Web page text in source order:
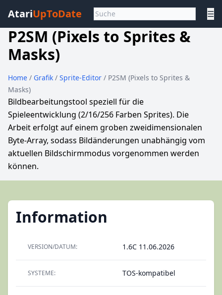
AtariUpToDate ☰
P2SM (Pixels to Sprites &
Masks)
Home / Grafik / Sprite-Editor / P2SM (Pixels to Sprites &
Masks)
Bildbearbeitungstool speziell für die
Spieleentwicklung (2/16/256 Farben Sprites). Die
Arbeit erfolgt auf einem groben zweidimensionalen
Byte-Array, sodass Bildänderungen unabhängig vom
aktuellen Bildschirmmodus vorgenommen werden
können.
Information
VERSION/DATUM: 1.6C 11.06.2026
SYSTEME: TOS-kompatibel